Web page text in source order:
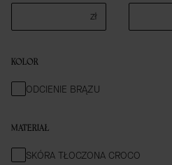
zł
KOLOR
KOLOR
ODCIENIE BRĄZU
MATERIAŁ
MATERIAŁ
SKÓRA TŁOCZONA CROCO